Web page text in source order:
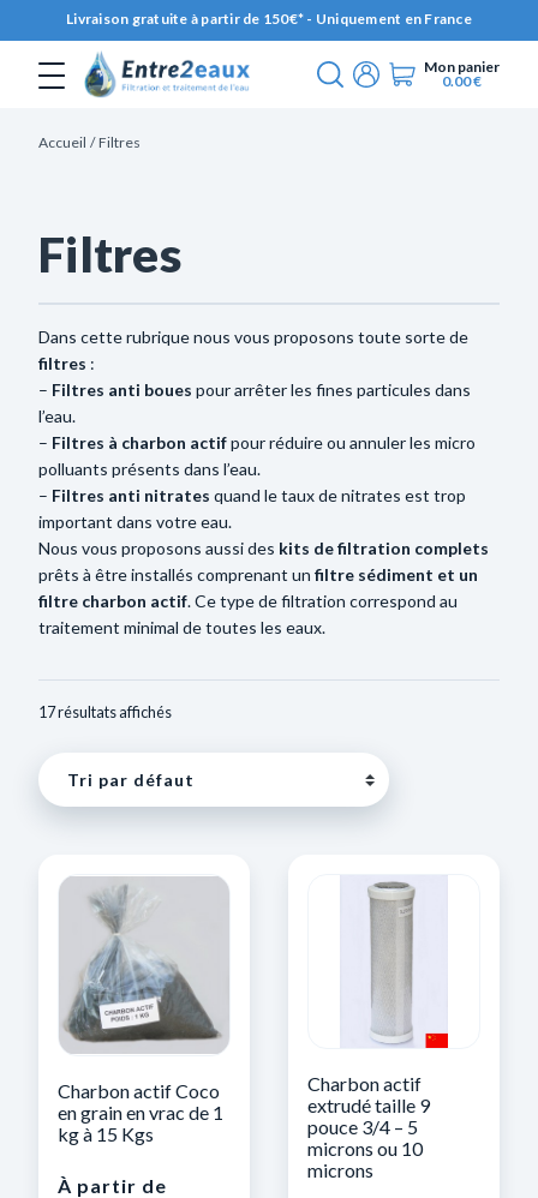
Livraison gratuite à partir de 150€* - Uniquement en France
ChercherMon compte
Mon panier
0.00€
Accueil Filtres
Filtres
Dans cette rubrique nous vous proposons toute sorte de
filtres :
– Filtres anti boues pour arrêter les fines particules dans
l’eau.
– Filtres à charbon actifpour réduire ou annuler les micro
polluants présents dans l’eau.
– Filtres anti nitrates quand le taux de nitrates est trop
important dans votre eau.
Nous vous proposons aussi des kits de filtration complets
prêts à être installés comprenant un filtre sédiment et un
filtre charbon actif. Ce type de filtration correspond au
traitement minimal de toutes les eaux.
17 résultats affichés
Charbon actif Coco
en grain en vrac de 1
kg à 15 Kgs
À partir de
Charbon actif
extrudé taille 9
pouce 3/4 – 5
microns ou 10
microns